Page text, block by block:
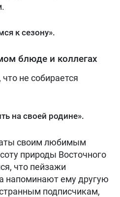
к сезону».
блюде и коллегах
не собирается
на своей родине».
своим любимым
природы Восточного
что пейзажи
напоминают ему другую
подписчикам,